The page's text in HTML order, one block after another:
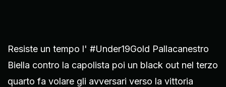
Resiste un tempo l' #Under19Gold Pallacanestro
Biella contro la capolista poi un black out nel terzo
quarto fa volare gli avversari verso la vittoria